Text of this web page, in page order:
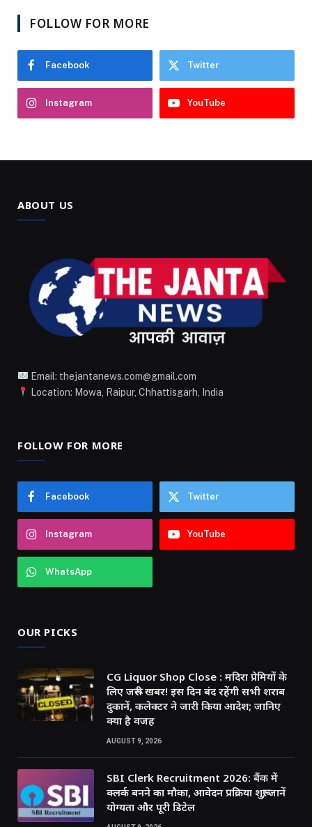
FOLLOW FOR MORE
Facebook Twitter
Instagram YouTube
ABOUT US
Email: thejantanews.com@gmail.com
Location: Mowa, Raipur, Chhattisgarh, India
FOLLOW FOR MORE
Facebook Twitter
Instagram YouTube
WhatsApp
OUR PICKS
CG Liquor Shop Close : मदिरा प्रेमियों के
लिए जरूरी खबर! इस दिन बंद रहेंगी सभी शराब
दुकानें, कलेक्टर ने जारी किया आदेश; जानिए
क्या है वजह
AUGUST 9, 2026
SBI Clerk Recruitment 2026: बैंक में
क्लर्क बनने का मौका, आवेदन प्रक्रिया शुरू; जानें
योग्यता और पूरी डिटेल